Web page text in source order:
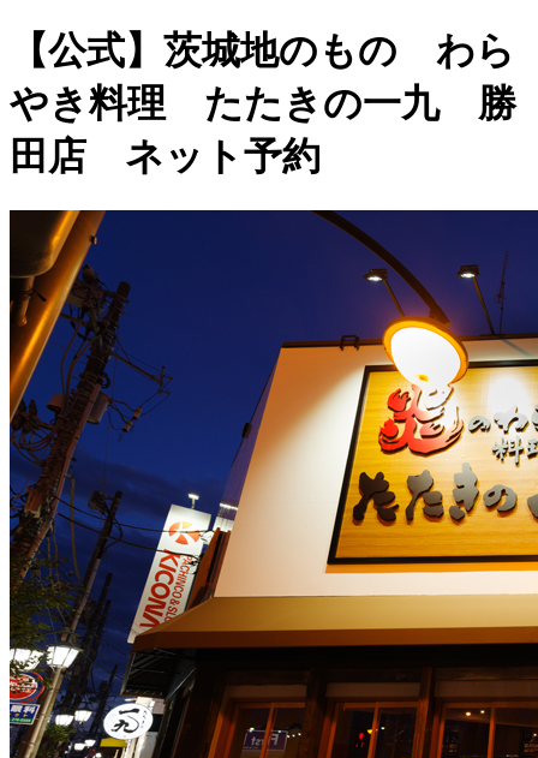
【公式】茨城地のもの わら
やき料理 たたきの一九 勝
田店 ネット予約